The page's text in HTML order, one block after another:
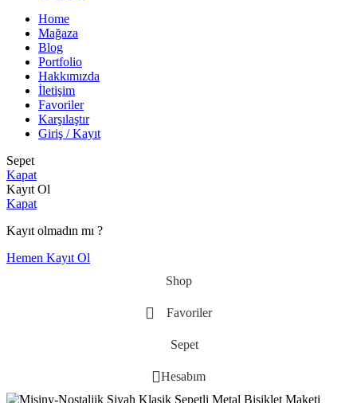
Home
Mağaza
Blog
Portfolio
Hakkımızda
İletişim
Favoriler
Karşılaştır
Giriş / Kayıt
Sepet
Kapat
Kayıt Ol
Kapat
Kayıt olmadın mı ?
Hemen Kayıt Ol
Shop
Favoriler
Sepet
Hesabım